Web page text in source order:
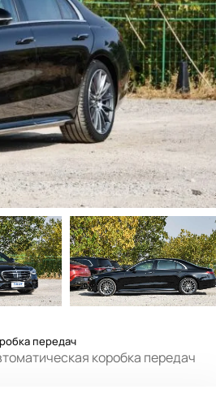
передач
коробка передач